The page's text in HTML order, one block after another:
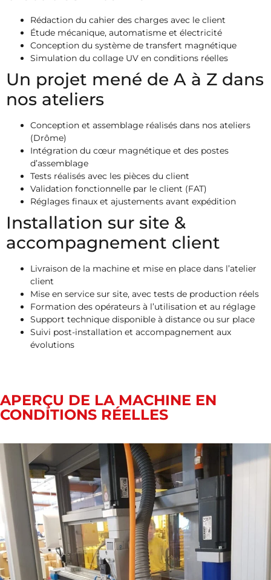
Rédaction du cahier des charges avec le client
Étude mécanique, automatisme et électricité
Conception du système de transfert magnétique
Simulation du collage UV en conditions réelles
Un projet mené de A à Z dans
nos ateliers
Conception et assemblage réalisés dans nos ateliers
(Drôme)
Intégration du cœur magnétique et des postes
d’assemblage
Tests réalisés avec les pièces du client
Validation fonctionnelle par le client (FAT)
Réglages finaux et ajustements avant expédition
Installation sur site &
accompagnement client
Livraison de la machine et mise en place dans l’atelier
client
Mise en service sur site, avec tests de production réels
Formation des opérateurs à l’utilisation et au réglage
Support technique disponible à distance ou sur place
Suivi post-installation et accompagnement aux
évolutions
APERÇU DE LA MACHINE EN
CONDITIONS RÉELLES